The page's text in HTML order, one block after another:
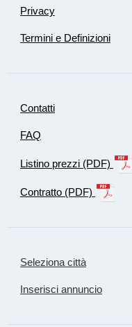
Privacy
Termini e Definizioni
Contatti
FAQ
Listino prezzi (PDF)
Contratto (PDF)
Seleziona città
Inserisci annuncio